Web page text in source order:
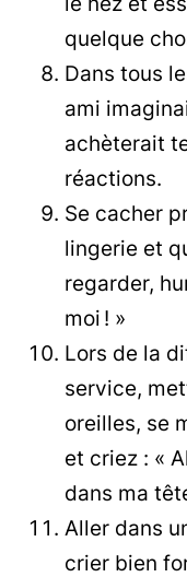
quelque
Dans tous
ami
achèterait
réactions.
Se cacher
lingerie et
regarder,
moi ! »
Lors de la
service,
oreilles, se
et criez : «
dans ma
Aller dans
crier bien